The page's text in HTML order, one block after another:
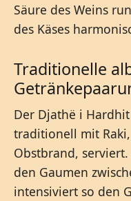
Säure des Weins
des Käses
Traditionelle
Der Djathë i
traditionell mit
Obstbrand,
den Gaumen
intensiviert so den